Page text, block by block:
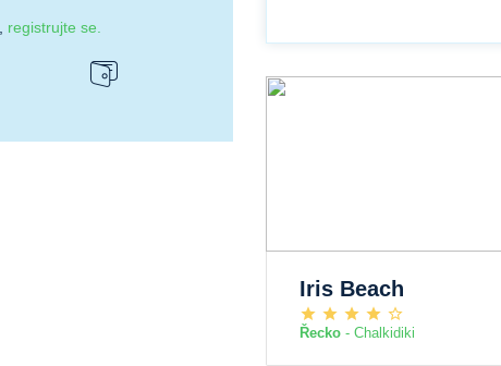
registrujte se.
Iris Beach
Řecko - Chalkidiki